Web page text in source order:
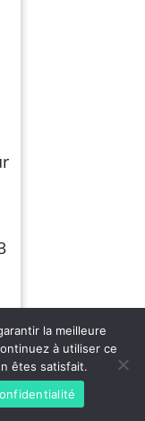
la meilleure
à utiliser ce
êtes satisfait.